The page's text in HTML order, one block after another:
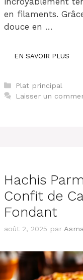
en filaments.
douce en …
EN SAVOIR PLUS
Catégories
Plat principal
Laisser un
Hachis
Confit de
Fondant
août 2, 2025 par